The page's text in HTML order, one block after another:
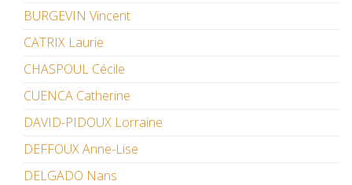
BURGEVIN Vincent
CATRIX Laurie
CHASPOUL Cécile
CUENCA Catherine
DAVID-PIDOUX Lorraine
DEFFOUX Anne-Lise
DELGADO Nans